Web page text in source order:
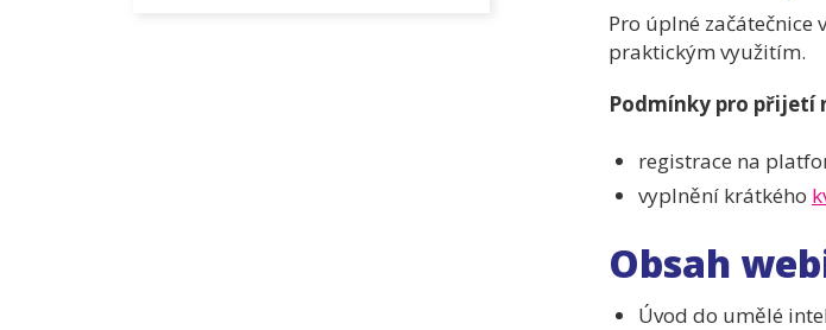
Pro úplné začátečnice
praktickým využitím.
Podmínky pro přijetí
registrace na
vyplnění krátkého
Obsah
Úvod do umělé